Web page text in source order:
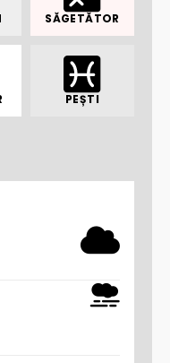
SĂGETĂTOR
PEȘTI